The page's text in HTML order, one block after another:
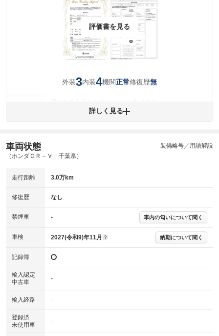
評価書を見る
外装3内装4機関正常修復歴無
キズ・へこみについて問い合わせる
機関 主要機関に不具合はありません。
※グー鑑定は保証サービスではございません。購入時は必ず現車をご確認
下さい。
※実際にお渡しするコンディションチェックシートにつきましては、形式
および表示項目が異なる場合がございます。
す。車両情報等の詳細は各販売店へお問い合わせ下さい。
詳しく見る
車両状態
（ホンダＣＲ－Ｖ 千葉県）
装備略号／用語解説
走行距離 3.0万km
修復歴 なし
禁煙車 - 車内の匂いについて聞く
車検 2027(令和9)年11月 ? 納期について聞く
記録簿
輸入認定
中古車
-
輸入経路 -
登録済
未使用車
-